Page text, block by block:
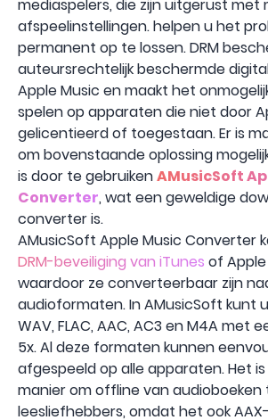
mediaspelers, die zijn uitgerust met
afspeelinstellingen. helpen u het
permanent op te lossen. DRM
auteursrechtelijk beschermde
Apple Music en maakt het
spelen op apparaten die niet door
gelicentieerd of toegestaan. Er is
om bovenstaande oplossing
is door te gebruikenAMusicSoft
Converter, wat een geweldige
converter is.
AMusicSoft Apple Music Converter
DRM-beveiliging van iTunes of Apple
waardoor ze converteerbaar zijn
audioformaten. In AMusicSoft kunt u
WAV, FLAC, AAC, AC3 en M4A met
5x. Al deze formaten kunnen
afgespeeld op alle apparaten. Het
manier om offline van
leesliefhebbers, omdat het ook AAX-